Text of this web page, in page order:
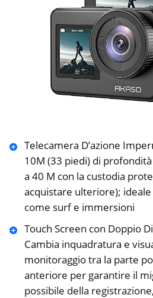
Telecamera D’azione
10M (33 piedi) di
a 40 M con la custodia
acquistare ulteriore);
come surf e immersioni
Touch Screen con Doppio
Cambia inquadratura e
monitoraggio tra la parte
anteriore per garantire il
possibile della